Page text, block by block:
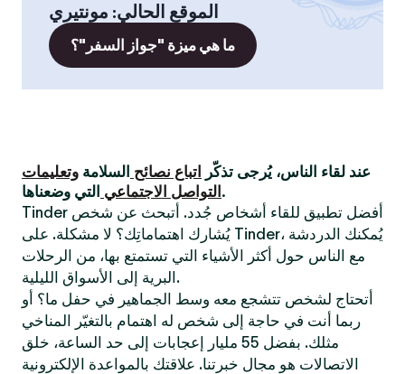
الموقع الحالي: مونتيري
ما هي ميزة "جواز السفر"؟
عند لقاء الناس، يُرجى تذكّر اتباع نصائح السلامة وتعليمات
التواصل الاجتماعي التي وضعناها.
Tinder أفضل تطبيق للقاء أشخاص جُدد. أتبحث عن شخص
يُشارك اهتماماتِك؟ لا مشكلة. على Tinder، يُمكنك الدردشة
مع الناس حول أكثر الأشياء التي تستمتع بها، من الرحلات
البرية إلى الأسواق الليلية.
أتحتاج لشخص تتشجع معه وسط الجماهير في حفل ما؟ أو
ربما أنت في حاجة إلى شخص له اهتمام بالتغيّر المناخي
مثلك. بفضل 55 مليار إعجابات إلى حد الساعة، خلق
الاتصالات هو مجال خبرتنا. علاقتك بالمواعدة الإلكترونية